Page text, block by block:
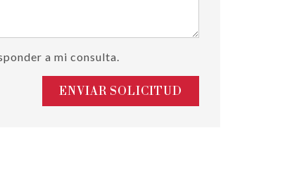
a mi consulta.
ENVIAR SOLICITUD